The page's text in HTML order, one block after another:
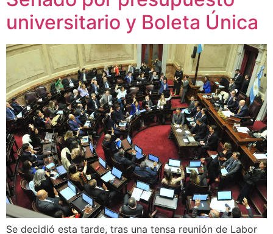
universitario y Boleta Única
Se decidió esta tarde, tras una tensa reunión de Labor